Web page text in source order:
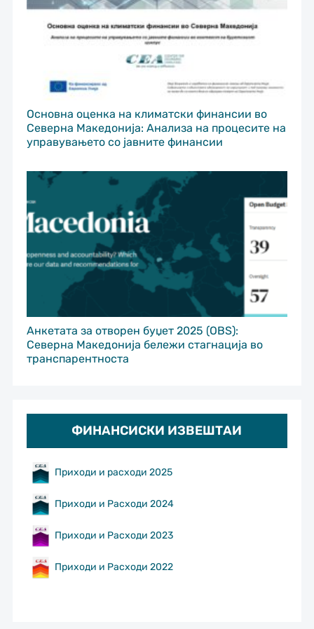
Основна оценка на климатски финансии во
Северна Македонија: Анализа на процесите на
управувањето со јавните финансии
Анкетата за отворен буџет 2025 (OBS):
Северна Македонија бележи стагнација во
транспарентноста
ФИНАНСИСКИ ИЗВЕШТАИ
Приходи и расходи 2025
Приходи и Расходи 2024
Приходи и Расходи 2023
Приходи и Расходи 2022